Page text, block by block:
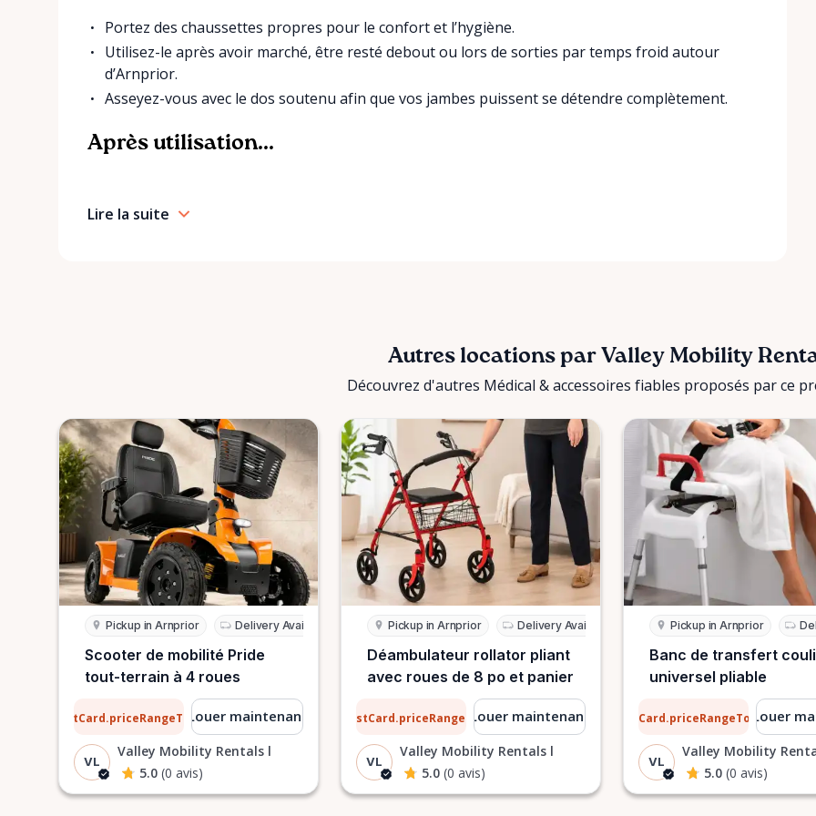
Portez des chaussettes propres pour le confort et l’hygiène.
Utilisez-le après avoir marché, être resté debout ou lors de sorties par temps froid autour
d’Arnprior.
Asseyez-vous avec le dos soutenu afin que vos jambes puissent se détendre complètement.
Après utilisation...
Lire la suite
Autres locations par Valley Mobility
Découvrez d'autres Médical & accessoires fiables proposés par ce
Scooter de mobilité Pride
tout-terrain à 4 roues
Pickup in Arnprior Delivery Available
ListCard.priceRangeTo par jour
Louer maintenant
VL
Valley Mobility Rentals l
5.0 (0 avis)
Déambulateur rollator pliant
avec roues de 8 po et panier
Pickup in Arnprior Delivery Available
0,77 $ ListCard.priceRangeTo par jour
Louer maintenant
VL
Valley Mobility Rentals l
5.0 (0 avis)
Banc de transfert
universel pliable
Pickup in Arnprior
ListCard.priceRangeTo par jour
Louer
VL
Valley Mobility
5.0 (0 avis)